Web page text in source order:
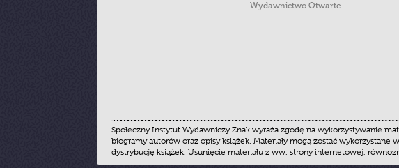
Wydawnictwo Otwarte
Społeczny Instytut Wydawniczy Znak wyraża zgodę na wykorzystywanie
biogramy autorów oraz opisy książek. Materiały mogą zostać
dystrybucję książek. Usunięcie materiału z ww. strony internetowej,